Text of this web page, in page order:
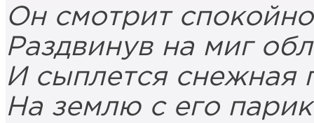
Он смотрит
Раздвинув на миг
И сыплется снежная
На землю с его